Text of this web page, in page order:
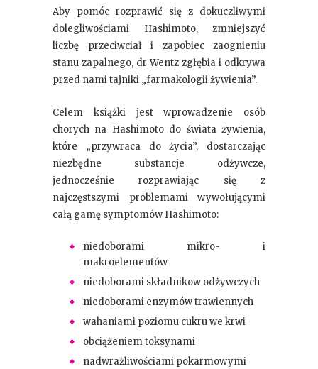
Aby pomóc rozprawić się z dokuczliwymi
dolegliwościami Hashimoto, zmniejszyć
liczbę przeciwciał i zapobiec zaognieniu
stanu zapalnego, dr Wentz zgłębia i odkrywa
przed nami tajniki „farmakologii żywienia”.
Celem książki jest wprowadzenie osób
chorych na Hashimoto do świata żywienia,
które „przywraca do życia”, dostarczając
niezbędne substancje odżywcze,
jednocześnie rozprawiając się z
najczęstszymi problemami wywołującymi
całą gamę symptomów Hashimoto:
niedoborami mikro- i
makroelementów
niedoborami składnikow odżywczych
niedoborami enzymów trawiennych
wahaniami poziomu cukru we krwi
obciążeniem toksynami
nadwrażliwościami pokarmowymi